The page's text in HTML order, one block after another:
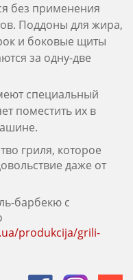
без применения
Поддоны для жира,
и боковые щиты
за одну-две
специальный
поместить их в
гриля, которое
даже от
барбекю с
produkcija/grili-